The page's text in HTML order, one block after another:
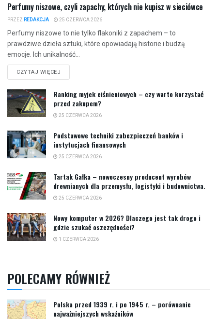
Perfumy niszowe, czyli zapachy, których nie kupisz w sieciówce
PRZEZ REDAKCJA 25 CZERWCA 2026
Perfumy niszowe to nie tylko flakoniki z zapachem – to
prawdziwe dzieła sztuki, które opowiadają historie i budzą
emocje. Ich unikalność...
CZYTAJ WIĘCEJ
Ranking myjek ciśnieniowych – czy warto korzystać
przed zakupem?
25 CZERWCA 2026
Podstawowe techniki zabezpieczeń banków i
instytucjach finansowych
25 CZERWCA 2026
Tartak Gałka – nowoczesny producent wyrobów
drewnianych dla przemysłu, logistyki i budownictwa.
25 CZERWCA 2026
Nowy komputer w 2026? Dlaczego jest tak drogo i
gdzie szukać oszczędności?
1 CZERWCA 2026
POLECAMY RÓWNIEŻ
Polska przed 1939 r. i po 1945 r. – porównanie
najważniejszych wskaźników